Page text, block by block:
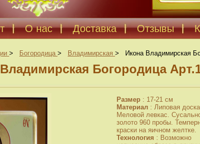
О нас Доставка Отзывы
> Богородица > Владимирская > Икона Владимирская
Богородица
Размер : 17-21 см
Материал : Липовая
Меловой левкас.
золото 960 пробы.
краски на яичном желтке.
Технология : Возможно